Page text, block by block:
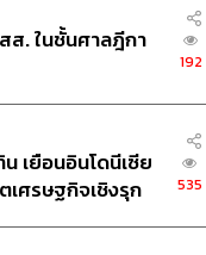
ส. ในชั้นศาลฎีกา
192
เยือนอินโดนีเซีย
เศรษฐกิจเชิงรุก
535